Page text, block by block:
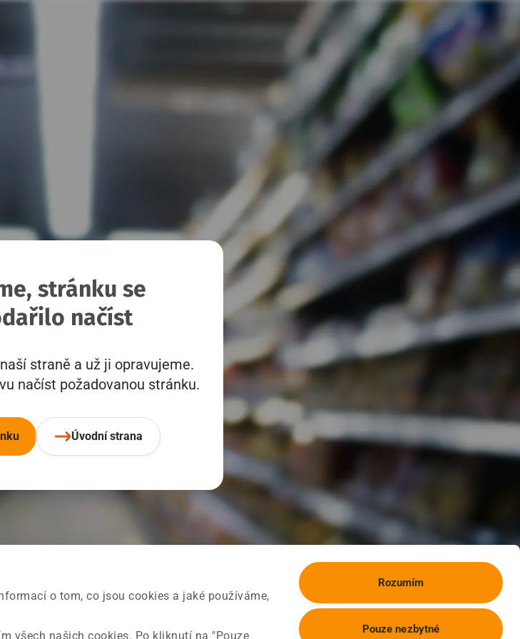
o tom, co jsou cookies a jaké používáme,
všech našich cookies. Po kliknutí na "Pouze
Rozumím
Pouze nezbytné
stránku se
načíst
straně a už ji opravujeme.
načíst požadovanou stránku.
Úvodní strana